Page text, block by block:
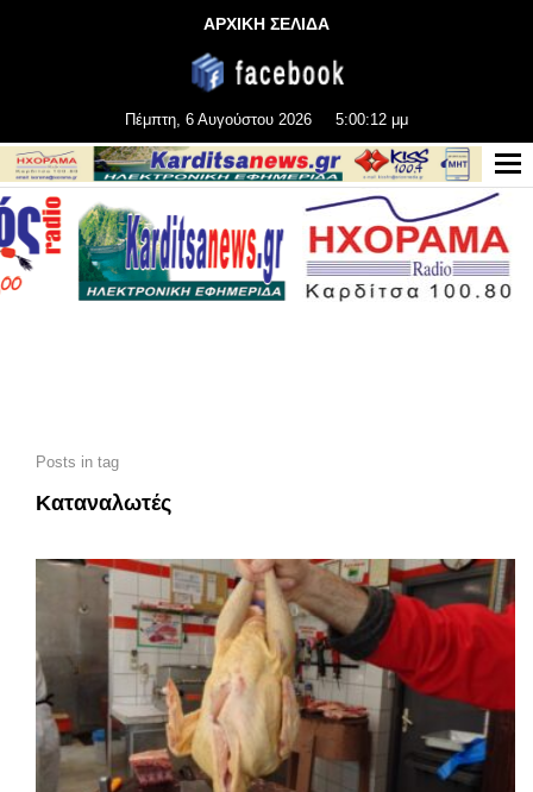
ΑΡΧΙΚΗ ΣΕΛΙΔΑ
Πέμπτη, 6 Αυγούστου 2026 5:00:14 μμ
Posts in tag
Καταναλωτές